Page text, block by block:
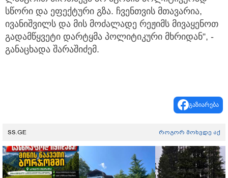
სწორი და ეფექტური გზა. ჩვენთვის მთავარია,
ივანიშვილს და მის მოძალადე რეჟიმს მივაყენოთ
გადამწყვეტი დარტყმა პოლიტიკური მხრიდან”, -
განაცხადა შარაშიძემ.
გაზიარება
SS.GE როგორ მოხვდე აქ